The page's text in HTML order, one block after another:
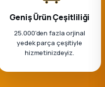
Geniş Ürün Çeşitliliği
25.000'den fazla orjinal
yedek parça çeşitiyle
hizmetinizdeyiz.